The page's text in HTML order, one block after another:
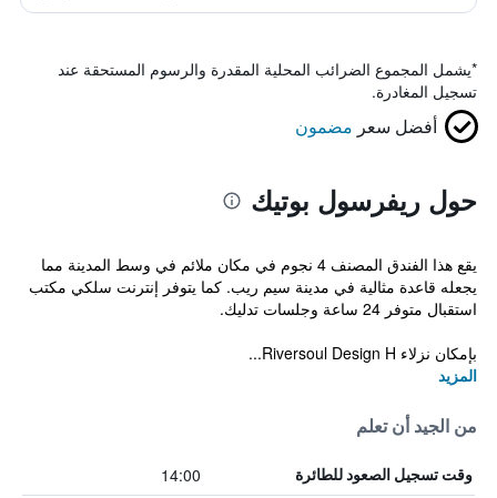
*يشمل المجموع الضرائب المحلية المقدرة والرسوم المستحقة عند
تسجيل المغادرة.
أفضل سعر مضمون
حول ريفرسول بوتيك
يقع هذا الفندق المصنف 4 نجوم في مكان ملائم في وسط المدينة مما
يجعله قاعدة مثالية في مدينة سيم ريب. كما يتوفر إنترنت سلكي مكتب
استقبال متوفر 24 ساعة وجلسات تدليك.
بإمكان نزلاء Riversoul Design H...
المزيد
من الجيد أن تعلم
وقت تسجيل الصعود للطائرة 14:00